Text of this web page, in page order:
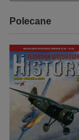
Polecane